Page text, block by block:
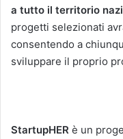
a tutto il territorio
progetti selezionati
consentendo a
sviluppare il proprio
StartupHER è un